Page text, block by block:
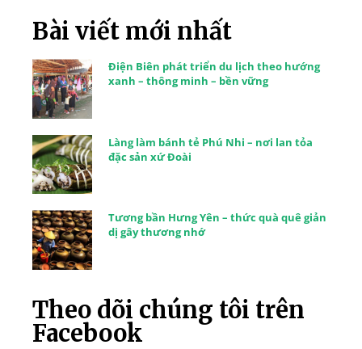
Bài viết mới nhất
Điện Biên phát triển du lịch theo hướng
xanh – thông minh – bền vững
Làng làm bánh tẻ Phú Nhi – nơi lan tỏa
đặc sản xứ Đoài
Tương bần Hưng Yên – thức quà quê giản
dị gây thương nhớ
Theo dõi chúng tôi trên
Facebook